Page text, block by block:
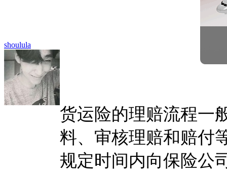
shoulula
货运险的理赔流程一
料、审核理赔和赔付
规定时间内向保险公